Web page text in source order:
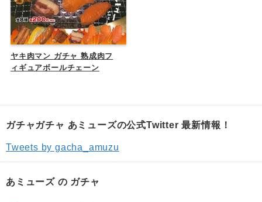
ヤキ肉マン ガチャ 熟成肉フ
ィギュアボールチェーン
ガチャガチャ あミューズの公式Twitter 最新情報！
Tweets by gacha_amuzu
あミューズ の ガチャ